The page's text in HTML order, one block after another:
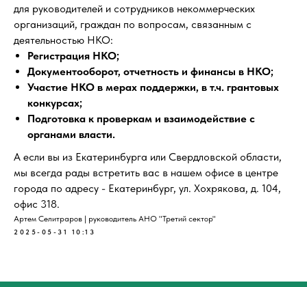
для руководителей и сотрудников некоммерческих
организаций, граждан по вопросам, связанным с
деятельностью НКО:
Регистрация НКО;
Документооборот, отчетность и финансы в НКО;
Участие НКО в мерах поддержки, в т.ч. грантовых
конкурсах;
Подготовка к проверкам и взаимодействие с
органами власти.
А если вы из Екатеринбурга или Свердловской области,
мы всегда рады встретить вас в нашем офисе в центре
города по адресу - Екатеринбург, ул. Хохрякова, д. 104,
офис 318.
Артем Селитраров | руководитель АНО "Третий сектор"
2025-05-31 10:13